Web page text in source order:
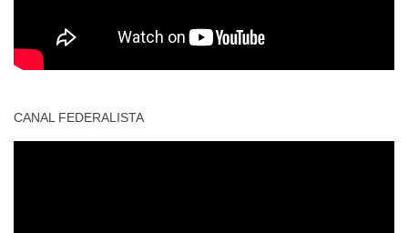
CANAL FEDERALISTA